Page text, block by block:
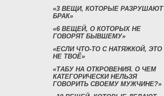
«3 ВЕЩИ, КОТОРЫЕ РАЗРУШАЮТ
БРАК»
«6 ВЕЩЕЙ, О КОТОРЫХ НЕ
ГОВОРЯТ БЫВШЕМУ»
«ЕСЛИ ЧТО-ТО С НАТЯЖКОЙ, ЭТО
НЕ ТВОЁ»
«ТАБУ НА ОТКРОВЕНИЯ. О ЧЕМ
КАТЕГОРИЧЕСКИ НЕЛЬЗЯ
ГОВОРИТЬ СВОЕМУ МУЖЧИНЕ?»